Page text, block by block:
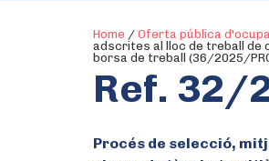
Home / Oferta pública
adscrites al lloc de treball de
borsa de treball (36/2025/
Ref. 32/
Procés de selecció,